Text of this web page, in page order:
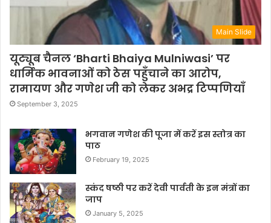
Main Slide
यूट्यूब चैनल ‘Bharti Bhaiya Mulniwasi’ पर
धार्मिक भावनाओं को ठेस पहुँचाने का आरोप,
रामायण और गणेश जी को लेकर अभद्र टिप्पणियाँ
September 3, 2025
भगवान गणेश की पूजा में करें इस स्तोत्र का
पाठ
February 19, 2025
स्कंद षष्ठी पर करें देवी पार्वती के इन मंत्रों का
जाप
January 5, 2025